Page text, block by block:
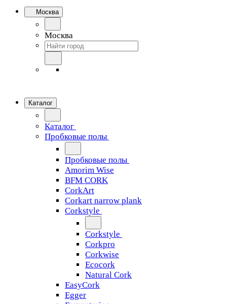
Москва
Москва
Каталог
Каталог
Пробковые полы
Пробковые полы
Amorim Wise
BFM CORK
CorkArt
Corkart narrow plank
Corkstyle
Corkstyle
Corkpro
Corkwise
Ecocork
Natural Cork
EasyCork
Egger